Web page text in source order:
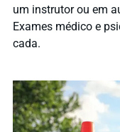
um instrutor ou em
Exames médico e
cada.